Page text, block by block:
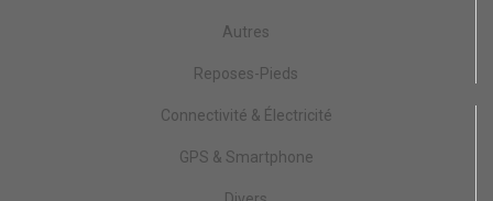
Autres
Reposes-Pieds
Connectivité & Électricité
GPS & Smartphone